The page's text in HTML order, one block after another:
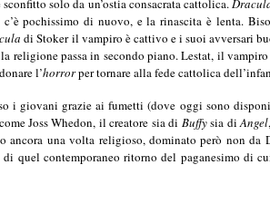
solo da un’ostia consacrata cattolica.
pochissimo di nuovo, e la rinascita è lenta.
di Stoker il vampiro è cattivo e i suoi avversari
religione passa in secondo piano. Lestat, il
l’horrorper tornare alla fede cattolica
i giovani grazie ai fumetti (dove oggi sono
Joss Whedon, il creatore sia di Buffysia diAngel
una volta religioso, dominato però non da
quel contemporaneo ritorno del paganesimo di